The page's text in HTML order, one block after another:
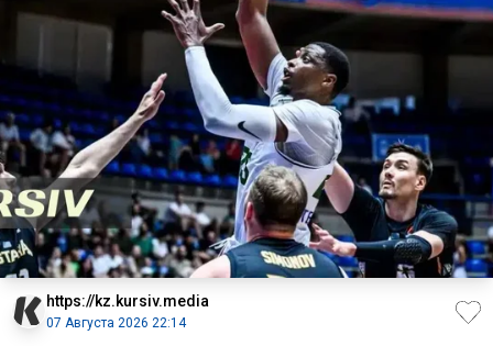
https://kz.kursiv.media
07 Августа 2026 22:14